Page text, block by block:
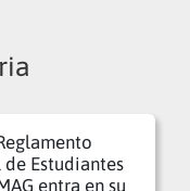
de Estudiantes
entra en su